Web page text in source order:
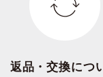
返品・交換につ